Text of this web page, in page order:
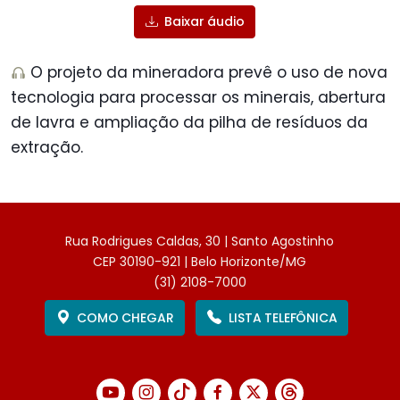
Baixar áudio
O projeto da mineradora prevê o uso de nova
tecnologia para processar os minerais, abertura
de lavra e ampliação da pilha de resíduos da
extração.
Rua Rodrigues Caldas, 30 | Santo Agostinho
CEP 30190-921 | Belo Horizonte/MG
(31) 2108-7000
COMO CHEGAR
LISTA TELEFÔNICA